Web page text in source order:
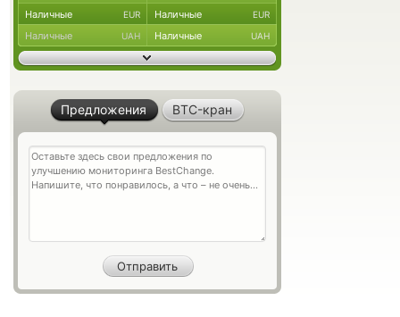
Наличные EUR Наличные EUR
Наличные UAH Наличные UAH
Предложения BTC-кран